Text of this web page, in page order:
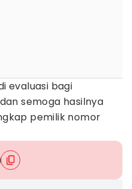
evaluasi bagi
semoga hasilnya
pemilik nomor